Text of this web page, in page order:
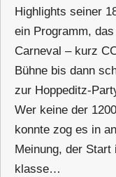
Highlights seiner
ein Programm,
Carneval – kurz
Bühne bis dann
zur Hoppeditz-
Wer keine der
konnte zog es in
Meinung, der Start
klasse…